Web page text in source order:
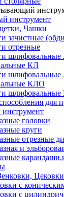
инструмент
Чашки
зачистные
отрезные
шлифовальные
КЛ
шлифовальные
КЛО
для
головки
круги
отрезные
и
Цековки
с
с